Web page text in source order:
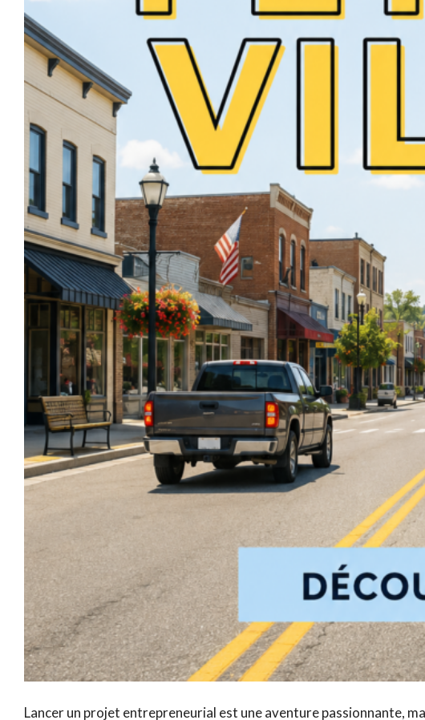
Lancer un projet entrepreneurial est une aventure passionnante,